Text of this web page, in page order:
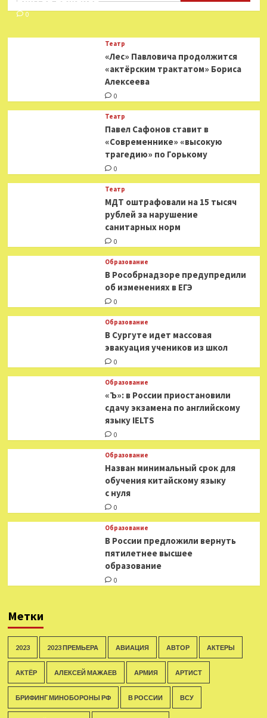
0
Театр
«Лес» Павловича продолжится
«актёрским трактатом» Бориса
Алексеева
0
Театр
Павел Сафонов ставит в
«Современнике» «высокую
трагедию» по Горькому
0
Театр
МДТ оштрафовали на 15 тысяч
рублей за нарушение
санитарных норм
0
Образование
В Рособрнадзоре предупредили
об изменениях в ЕГЭ
0
Образование
В Сургуте идет массовая
эвакуация учеников из школ
0
Образование
«Ъ»: в России приостановили
сдачу экзамена по английскому
языку IELTS
0
Образование
Назван минимальный срок для
обучения китайскому языку
с нуля
0
Образование
В России предложили вернуть
пятилетнее высшее
образование
0
Метки
2023 2023 ПРЕМЬЕРА АВИАЦИЯ АВТОР АКТЕРЫ
АКТЁР АЛЕКСЕЙ МАЖАЕВ АРМИЯ АРТИСТ
БРИФИНГ МИНОБОРОНЫ РФ В РОССИИ ВСУ